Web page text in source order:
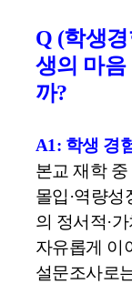
Q (학생
생의 마음
까?
A1: 학생 경
본교 재학
몰입 ·역량성
의 정서적·가
자유롭게 이
설문조사로